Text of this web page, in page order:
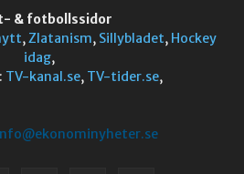
& fotbollssidor
,Zlatanism, Sillybladet, Hockey
idag,
: TV-kanal.se, TV-tider.se,